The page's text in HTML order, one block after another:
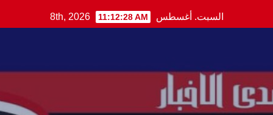
to
السبت. أغسطس 8th, 2026 11:12:29 AM